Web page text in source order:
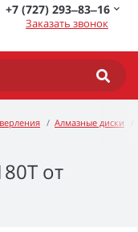
+7 (727) 293‒83‒16
Заказать звонок
Алмазные диски
от